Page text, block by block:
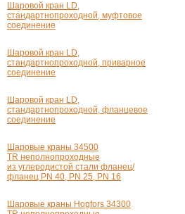
Шаровой кран LD,
стандартнопроходной, муфтовое
соединение
Шаровой кран LD,
стандартнопроходной, приварное
соединение
Шаровой кран LD,
стандартнопроходной, фланцевое
соединение
Шаровые краны 34500
TR неполнопроходные
из углеродистой стали фланец/
фланец PN 40, PN 25, PN 16
Шаровые краны Hogfors 34300